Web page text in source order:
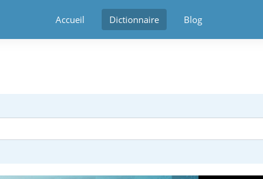
Accueil Dictionnaire Blog